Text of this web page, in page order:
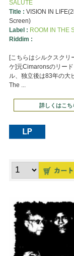
SALUTE
Title : VISION IN
Screen)
Label : ROOM IN THE
Riddim :
[こちらはシルクスクリ
ケ]元Cimaronsのリー
ル、独立後は83年の大
The ...
詳しくはこち